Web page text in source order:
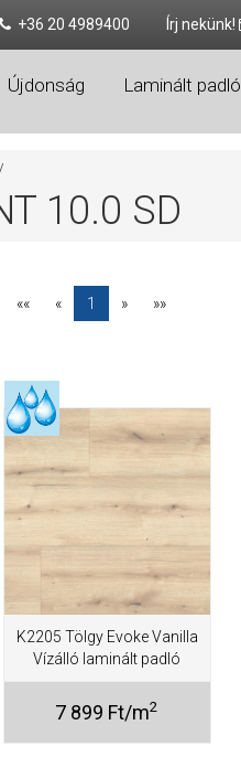
+36 20 4989400 Írj nekünk!
Újdonság Laminált padló
/
10.0 SD
«« « 1 » »»
K2205 Tölgy Evoke Vanilla
Vízálló laminált padló
7 899 Ft/m2